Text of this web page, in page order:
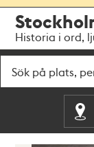
navigationen
huvudinnehållet
Historia i ord,